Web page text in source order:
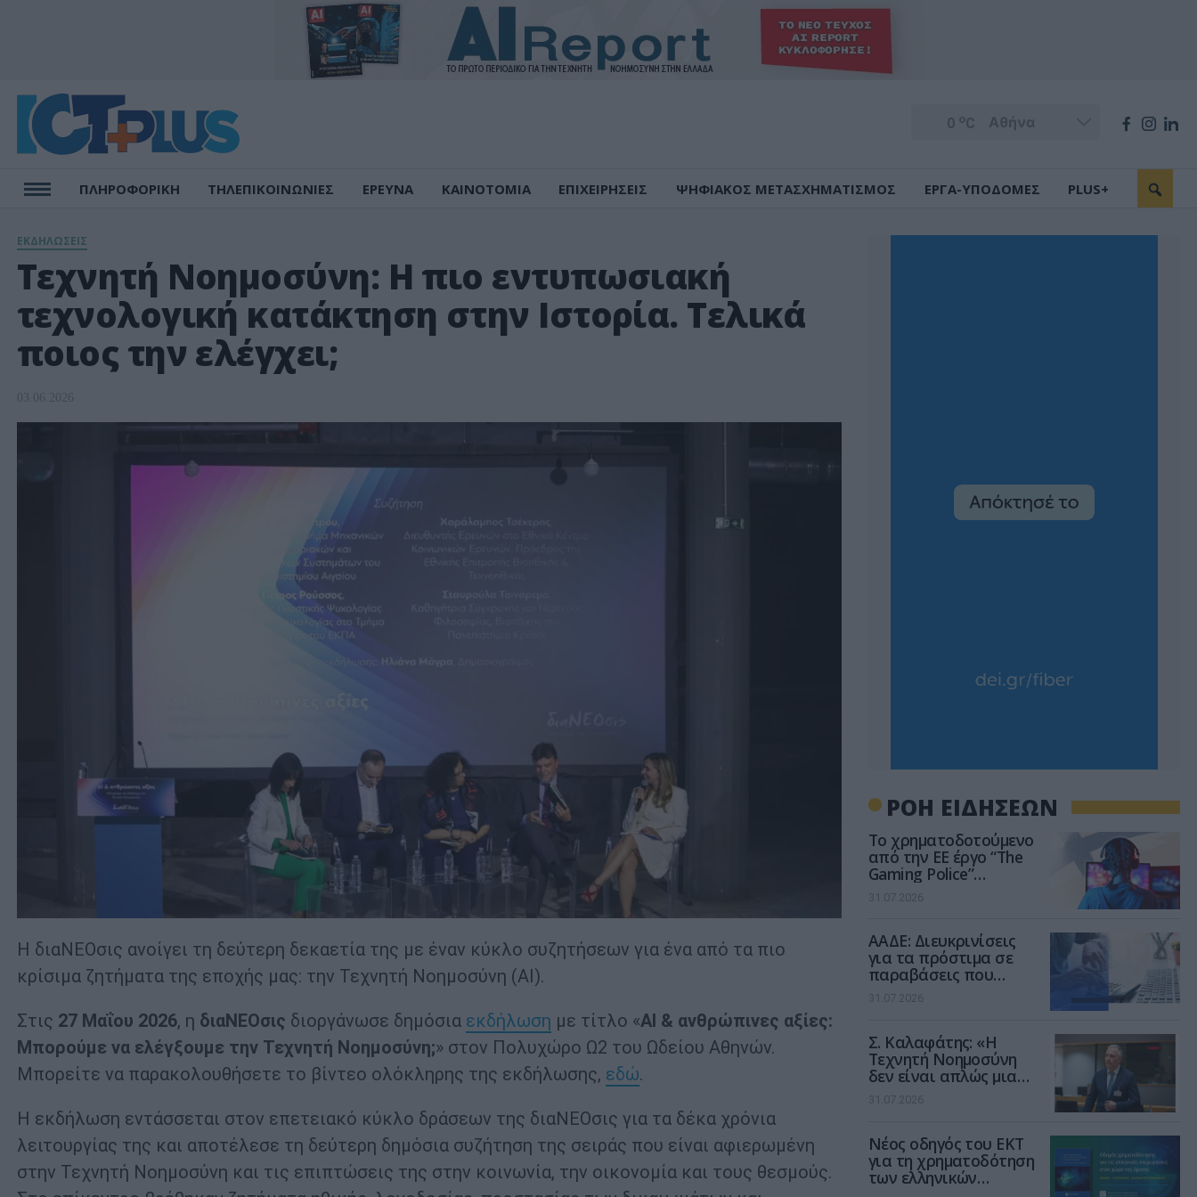
0 oC
ΠΛΗΡΟΦΟΡΙΚΗ ΤΗΛΕΠΙΚΟΙΝΩΝΙΕΣ ΕΡΕΥΝΑ ΚΑΙΝΟΤΟΜΙΑ ΕΠΙΧΕΙΡΗΣΕΙΣ ΨΗΦΙΑΚΟΣ ΜΕΤΑΣΧΗΜΑΤΙΣΜΟΣ ΕΡΓΑ-ΥΠΟΔΟΜΕΣ PLUS+
ΕΚΔΗΛΩΣΕΙΣ
Τεχνητή Νοημοσύνη: Η πιο εντυπωσιακή
τεχνολογική κατάκτηση στην Ιστορία. Τελικά
ποιος την ελέγχει;
03.06.2026
Η διαΝΕΟσις ανοίγει τη δεύτερη δεκαετία της με έναν κύκλο συζητήσεων για ένα από τα πιο
κρίσιμα ζητήματα της εποχής μας: την Τεχνητή Νοημοσύνη (ΑΙ).
Στις 27 Μαΐου 2026, η διαΝΕΟσις διοργάνωσε δημόσια εκδήλωση με τίτλο «ΑΙ & ανθρώπινες αξίες:
Μπορούμε να ελέγξουμε την Τεχνητή Νοημοσύνη;» στον Πολυχώρο Ω2 του Ωδείου Αθηνών.
Μπορείτε να παρακολουθήσετε το βίντεο ολόκληρης της εκδήλωσης, εδώ.
Η εκδήλωση εντάσσεται στον επετειακό κύκλο δράσεων της διαΝΕΟσις για τα δέκα χρόνια
λειτουργίας της και αποτέλεσε τη δεύτερη δημόσια συζήτηση της σειράς που είναι αφιερωμένη
στην Τεχνητή Νοημοσύνη και τις επιπτώσεις της στην κοινωνία, την οικονομία και τους θεσμούς.
ΡΟΗ ΕΙΔΗΣΕΩΝ
Το χρηματοδοτούμενο
από την ΕΕ έργο “The
Gaming Police”
ενισχύει την ασφάλεια
των παιδιών στο
31.07.2026
ΑΑΔΕ: Διευκρινίσεις
για τα πρόστιμα σε
παραβάσεις που
αφορούν τους ΦΗΜ
31.07.2026
Σ. Καλαφάτης: «Η
Τεχνητή Νοημοσύνη
δεν είναι απλώς μια
νέα τεχνολογία, είναι
μια νέα βιομηχανική
31.07.2026
Νέος οδηγός του ΕΚΤ
για τη χρηματοδότηση
των ελληνικών